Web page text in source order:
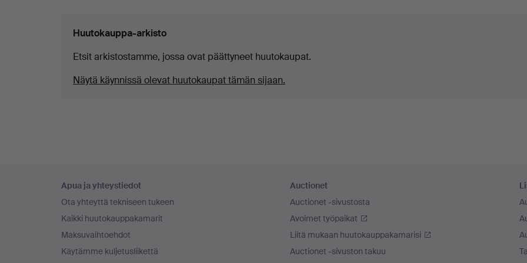
Huutokauppa-arkisto
Etsit arkistostamme, jossa ovat päättyneet huutokaupat.
Näytä käynnissä olevat huutokaupat tämän sijaan.
Apua ja yhteystiedot
Ota yhteyttä tekniseen tukeen
Kaikki huutokauppakamarit
Maksuvaihtoehdot
Käytämme kuljetusliikettä
Auctionet
Auctionet -sivustosta
Avoimet työpaikat
Liitä mukaan huutokauppakamarisi
Auctionet -sivuston takuu